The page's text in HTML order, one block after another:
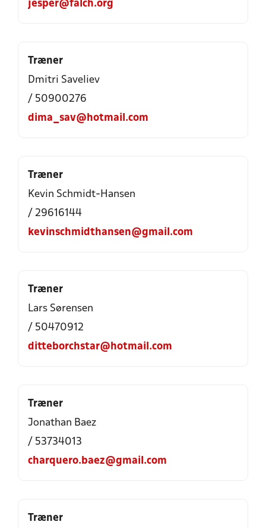
jesper@falch.org
Træner
Dmitri Saveliev
/ 50900276
dima_sav@hotmail.com
Træner
Kevin Schmidt-Hansen
/ 29616144
kevinschmidthansen@gmail.com
Træner
Lars Sørensen
/ 50470912
ditteborchstar@hotmail.com
Træner
Jonathan Baez
/ 53734013
charquero.baez@gmail.com
Træner